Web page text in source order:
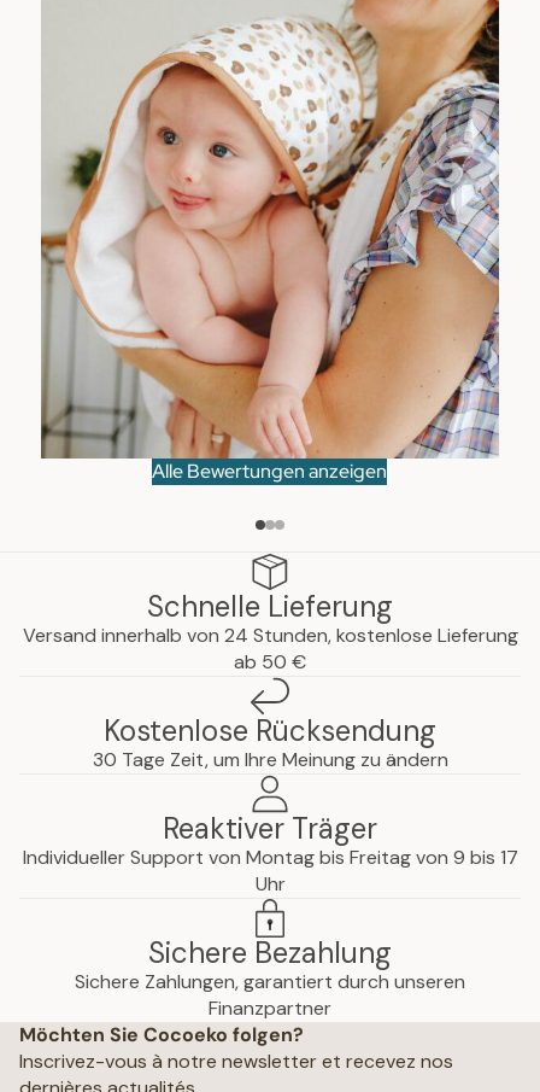
Alle Bewertungen anzeigen
Schnelle Lieferung
Versand innerhalb von 24 Stunden, kostenlose Lieferung
ab 50 €
Kostenlose Rücksendung
30 Tage Zeit, um Ihre Meinung zu ändern
Reaktiver Träger
Individueller Support von Montag bis Freitag von 9 bis 17
Uhr
Sichere Bezahlung
Sichere Zahlungen, garantiert durch unseren
Finanzpartner
Möchten Sie Cocoeko folgen?
Inscrivez-vous à notre newsletter et recevez nos
Hinweise
Geschäftsbedingungen